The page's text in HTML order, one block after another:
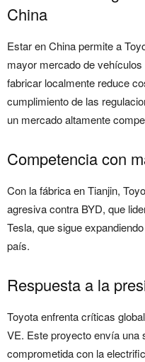
China
Estar en China permite a
mayor mercado de
fabricar localmente reduce
cumplimiento de las
un mercado altamente
Competencia con
Con la fábrica en Tianjin,
agresiva contra BYD, que
Tesla, que sigue
país.
Respuesta a la
Toyota enfrenta críticas
VE. Este proyecto envía una
comprometida con la